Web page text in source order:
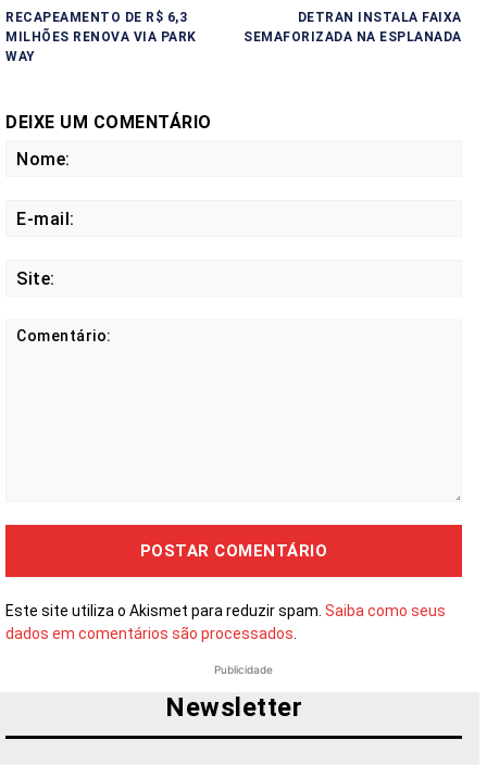
RECAPEAMENTO DE R$ 6,3
MILHÕES RENOVA VIA PARK
WAY
DETRAN INSTALA FAIXA
SEMAFORIZADA NA ESPLANADA
DEIXE UM COMENTÁRIO
Este site utiliza o Akismet para reduzir spam. Saiba como seus
dados em comentários são processados.
Publicidade
Newsletter